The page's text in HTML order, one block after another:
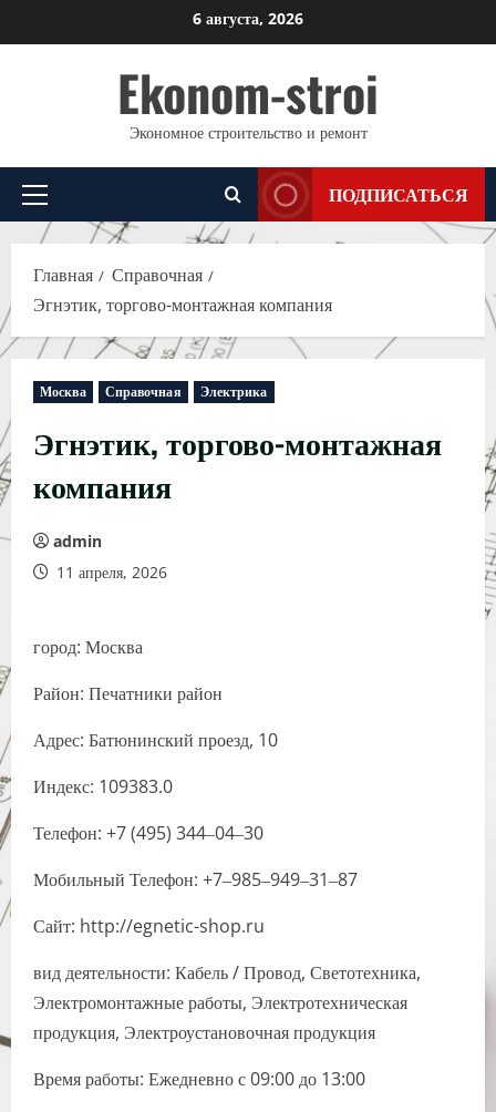
к
6 августа, 2026
Ekonom-stroi
Экономное строительство и ремонт
Основное
меню
ПОДПИСАТЬСЯ
Главная
Справочная
Эгнэтик, торгово-монтажная компания
Москва Справочная Электрика
Эгнэтик, торгово-монтажная
компания
admin
11 апреля, 2026
город: Москва
Район: Печатники район
Адрес: Батюнинский проезд, 10
Индекс: 109383.0
Телефон: +7 (495) 344‒04‒30
Мобильный Телефон: +7‒985‒949‒31‒87
Сайт: http://egnetic-shop.ru
вид деятельности: Кабель / Провод, Светотехника,
Электромонтажные работы, Электротехническая
продукция, Электроустановочная продукция
Время работы: Ежедневно с 09:00 до 13:00